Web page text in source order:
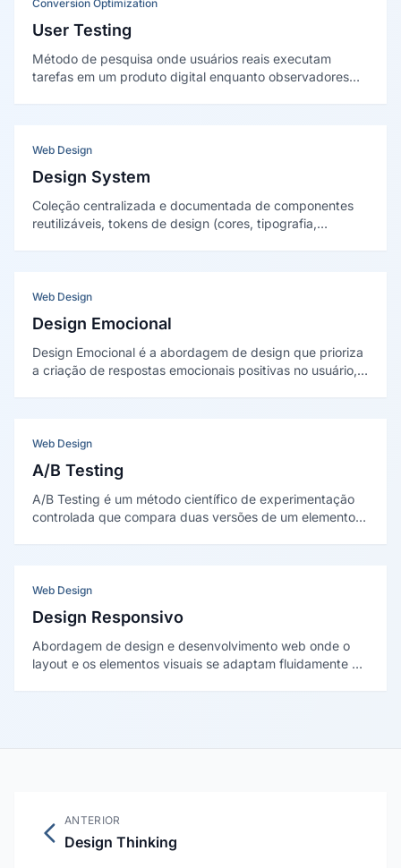
Conversion Optimization
User Testing
Método de pesquisa onde usuários reais executam
tarefas em um produto digital enquanto observadores
Web Design
Design System
Coleção centralizada e documentada de componentes
reutilizáveis, tokens de design (cores, tipografia,
Web Design
Design Emocional
Design Emocional é a abordagem de design que prioriza
a criação de respostas emocionais positivas no usuário,
Web Design
A/B Testing
A/B Testing é um método científico de experimentação
controlada que compara duas versões de um elemento
Web Design
Design Responsivo
Abordagem de design e desenvolvimento web onde o
layout e os elementos visuais se adaptam fluidamente a
ANTERIOR
Design Thinking